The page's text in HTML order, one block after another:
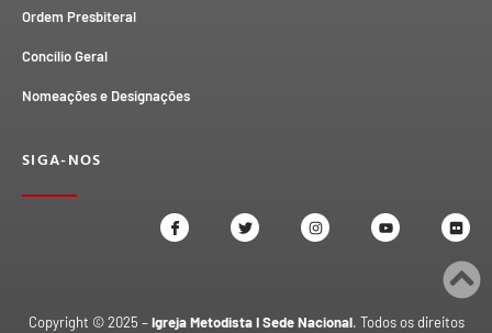
Ordem Presbiteral
Concílio Geral
Nomeações e Designações
SIGA-NOS
Copyright © 2025 –Igreja Metodista I Sede Nacional. Todos os direitos